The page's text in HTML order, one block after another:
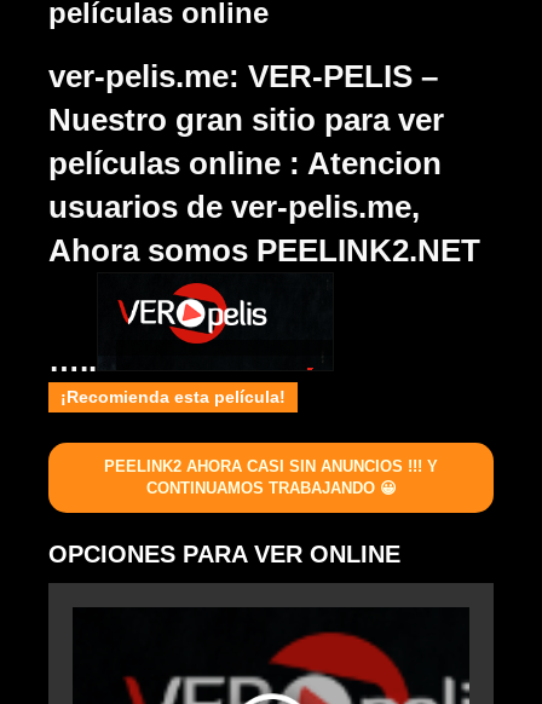
películas online
ver-pelis.me: VER-PELIS –
Nuestro gran sitio para ver
películas online : Atencion
usuarios de ver-pelis.me,
Ahora somos PEELINK2.NET
…..
¡Recomienda esta película!
PEELINK2 AHORA CASI SIN ANUNCIOS !!! Y
CONTINUAMOS TRABAJANDO 😀
OPCIONES PARA VER ONLINE